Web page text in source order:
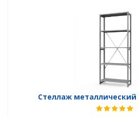
Стеллаж металлический